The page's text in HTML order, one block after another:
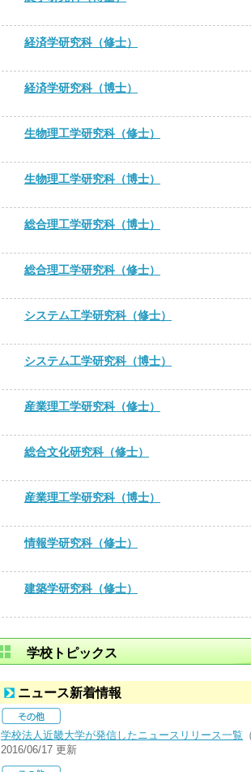
経済学研究科（修士）
経済学研究科（博士）
生物理工学研究科（修士）
生物理工学研究科（博士）
総合理工学研究科（博士）
総合理工学研究科（修士）
システム工学研究科（修士）
システム工学研究科（博士）
産業理工学研究科（修士）
総合文化研究科（修士）
産業理工学研究科（博士）
情報学研究科（修士）
建築学研究科（修士）
学校トピックス
ニュース新着情報
学校法人近畿大学が発信したニュースリリース一覧
2016/06/17 更新